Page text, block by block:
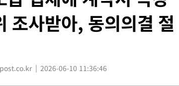
조사받아, 동의의결 절
2026-06-10 11:36:46